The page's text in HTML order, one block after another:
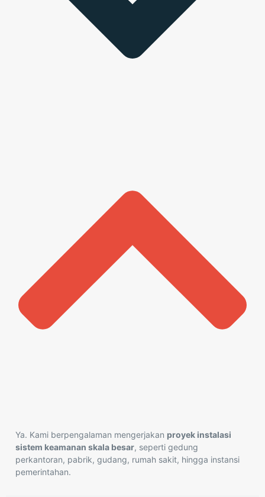
Ya. Kami berpengalaman mengerjakan proyek instalasi
sistem keamanan skala besar, seperti gedung
perkantoran, pabrik, gudang, rumah sakit, hingga instansi
pemerintahan.